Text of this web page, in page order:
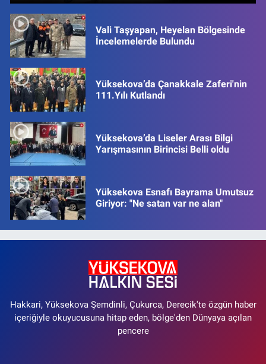
Vali Taşyapan, Heyelan Bölgesinde
İncelemelerde Bulundu
Yüksekova’da Çanakkale Zaferi'nin
111.Yılı Kutlandı
Yüksekova’da Liseler Arası Bilgi
Yarışmasının Birincisi Belli oldu
Yüksekova Esnafı Bayrama Umutsuz
Giriyor: "Ne satan var ne alan"
Hakkari, Yüksekova Şemdinli, Çukurca, Derecik'te özgün haber
içeriğiyle okuyucusuna hitap eden, bölge'den Dünyaya açılan
pencere